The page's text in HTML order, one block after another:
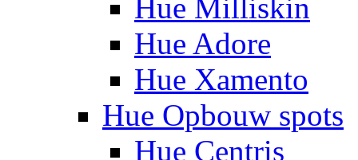
Hue Milliskin
Hue Adore
Hue Xamento
Hue Opbouw spots
Hue Centris